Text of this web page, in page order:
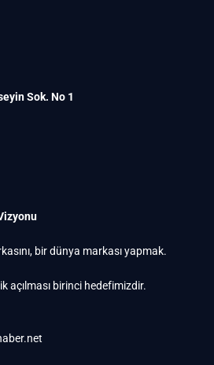
Sok. No 1
bir dünya markası yapmak.
açılması birinci hedefimizdir.